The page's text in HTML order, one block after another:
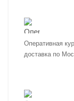
Оперативная
доставка по